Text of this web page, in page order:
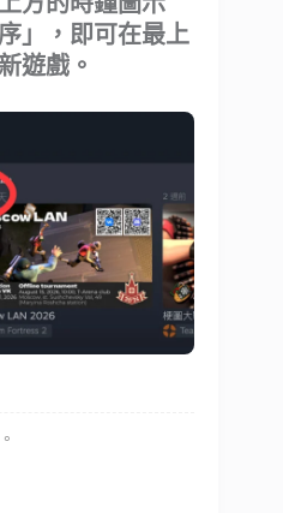
」，即可在最上
遊戲。